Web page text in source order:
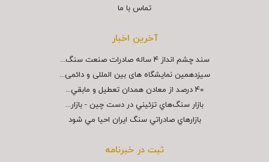
تماس با ما
آخرین اخبار
سند چشم انداز ۴ ساله صادرات صنعت سنگ...
سیزدهمین نمایشگاه های بین المللی و دائمی...
40 درصد از معادن همدان تعطيل و مابقي...
بازار سنگ‌هاي تزئيني در دست چين - بازار...
بازارهاي صادراتي سنگ ايران احيا مي شود
ثبت در خبرنامه